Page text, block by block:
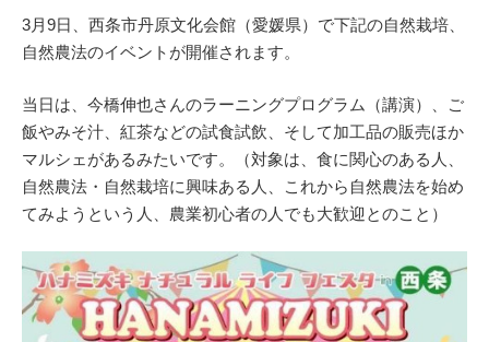
3月9日、西条市丹原文化会館（愛媛県）で下記の自然栽培、
自然農法のイベントが開催されます。
当日は、今橋伸也さんのラーニングプログラム（講演）、ご
飯やみそ汁、紅茶などの試食試飲、そして加工品の販売ほか
マルシェがあるみたいです。（対象は、食に関心のある人、
自然農法・自然栽培に興味ある人、これから自然農法を始め
てみようという人、農業初心者の人でも大歓迎とのこと）